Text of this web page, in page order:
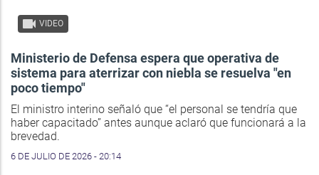
VIDEO
Ministerio de Defensa espera que operativa de
sistema para aterrizar con niebla se resuelva "en
poco tiempo"
El ministro interino señaló que “el personal se tendría que
haber capacitado” antes aunque aclaró que funcionará a la
brevedad.
6 DE JULIO DE 2026 - 20:14